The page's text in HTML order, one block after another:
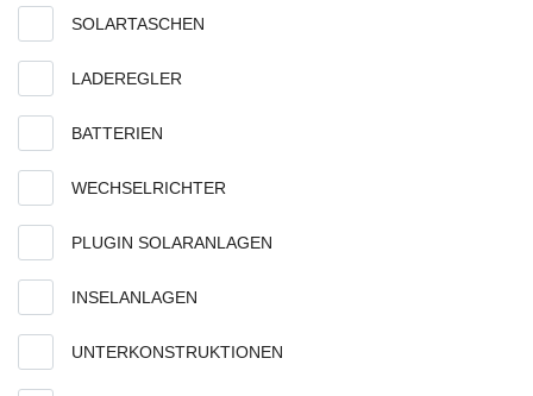
SOLARTASCHEN
LADEREGLER
BATTERIEN
WECHSELRICHTER
PLUGIN SOLARANLAGEN
INSELANLAGEN
UNTERKONSTRUKTIONEN